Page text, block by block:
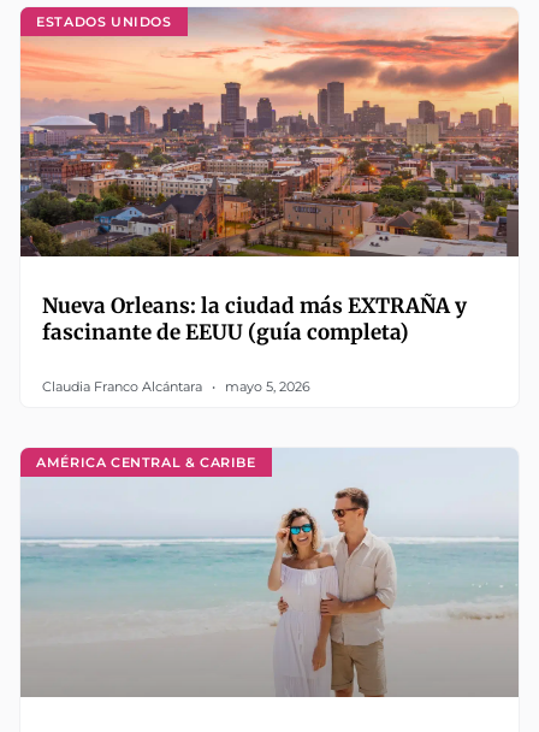
ESTADOS UNIDOS
Nueva Orleans: la ciudad más EXTRAÑA y
fascinante de EEUU (guía completa)
Claudia Franco Alcántara mayo 5, 2026
AMÉRICA CENTRAL & CARIBE